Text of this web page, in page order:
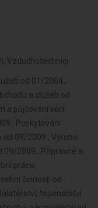
Vzduchotechnici
od 01/2004 ,
a služeb od
a půjčování věcí
, Poskytování
od 09/2009 , Výroba
09/2009 , Přípravné a
práce,
činnosti od
topenářství